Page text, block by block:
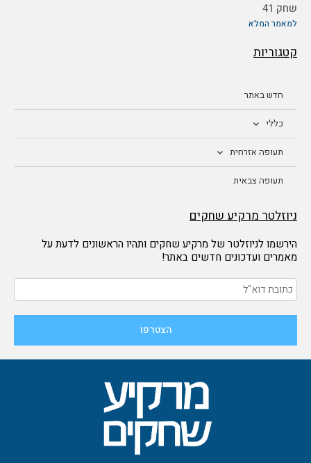
שחק 41
למאמר המלא
קטגוריות
חדש באתר
כללי
תעופה אזרחית
תעופה צבאית
ניוזלטר מרקיע שחקים
הירשמו לניוזלטר של מרקיע שחקים ותהיו הראשונים לדעת על
מאמרים ועדכונים חדשים באתר!